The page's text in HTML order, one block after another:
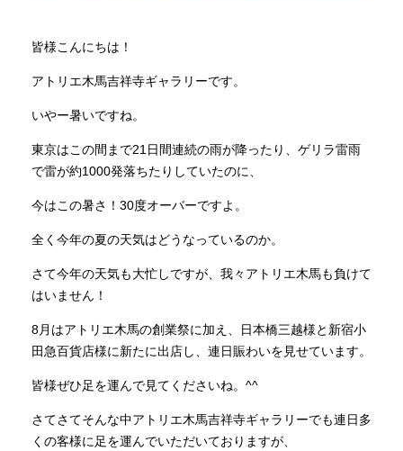
お問い合わせ
皆様こんにちは！
アトリエ木馬吉祥寺ギャラリーです。
いやー暑いですね。
東京はこの間まで21日間連続の雨が降ったり、ゲリラ雷雨
で雷が約1000発落ちたりしていたのに、
今はこの暑さ！30度オーバーですよ。
全く今年の夏の天気はどうなっているのか。
さて今年の天気も大忙しですが、我々アトリエ木馬も負けて
はいません！
8月はアトリエ木馬の創業祭に加え、日本橋三越様と新宿小
田急百貨店様に新たに出店し、連日賑わいを見せています。
皆様ぜひ足を運んで見てくださいね。^^
さてさてそんな中アトリエ木馬吉祥寺ギャラリーでも連日多
くの客様に足を運んでいただいておりますが、